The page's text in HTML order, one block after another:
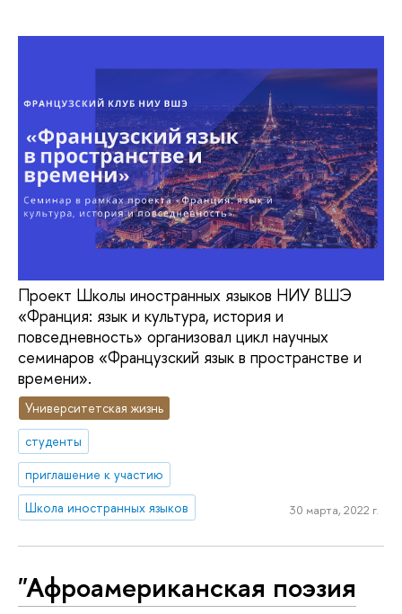
Проект Школы иностранных языков НИУ ВШЭ
«Франция: язык и культура, история и
повседневность» организовал цикл научных
семинаров «Французский язык в пространстве и
времени».
Университетская жизнь
студенты
приглашение к участию
Школа иностранных языков
30 марта, 2022 г.
"Афроамериканская поэзия